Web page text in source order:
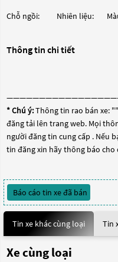
Chỗ ngồi: Nhiên liệu:
Thông tin chi tiết
* Chú ý:Thông tin rao bán xe: "
đăng tải lên trang web. Mọi
người đăng tin cung cấp . Nếu
tin đăng xin hãy thông báo cho
Báo cáo tin xe đã bán
Tin xe khác cùng loại Tin
Xe cùng loại